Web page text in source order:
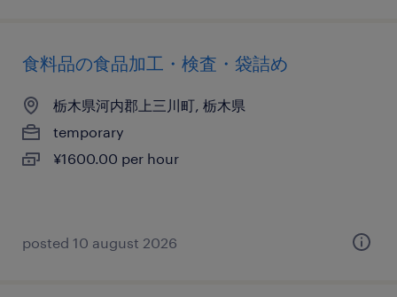
食料品の食品加工・検査・袋詰め
栃木県河内郡上三川町, 栃木県
temporary
¥1600.00 per hour
posted 10 august 2026